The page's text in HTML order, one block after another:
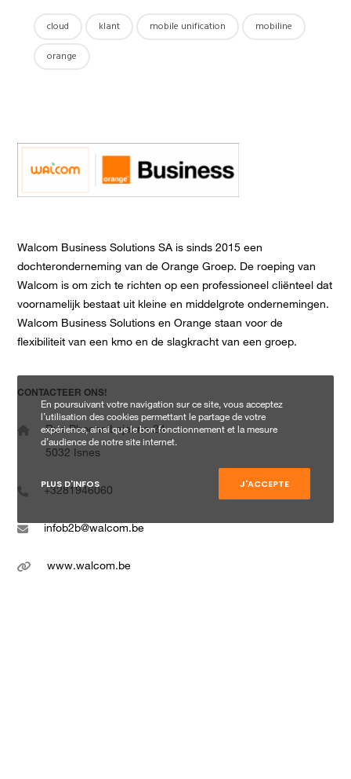
cloud klant mobile unification
mobiline
orange
Walcom Business Solutions SA is sinds 2015 een
dochteronderneming van de Orange Groep. De roeping van
Walcom is om zich te richten op een professioneel cliënteel dat
voornamelijk bestaat uit kleine en middelgrote ondernemingen.
Walcom Business Solutions en Orange staan voor de
flexibiliteit van een kmo en de slagkracht van een groep.
CONTACTEER ONS!
Rue Phocas Lejeune 24
5032 Isnes
+3281946060
infob2b@walcom.be
www.walcom.be
En poursuivant votre navigation sur ce site, vous acceptez
l’utilisation des cookies permettant le partage de votre
expérience, ainsi que le bon fonctionnement et la mesure
d’audience de notre site internet.
PLUS D'INFOS J'ACCEPTE